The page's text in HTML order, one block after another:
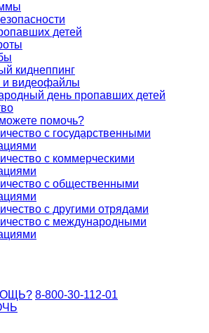
детей
киднеппинг
и видеофайлы
день пропавших детей
помочь?
с государственными
с коммерческими
с общественными
с другими отрядами
с международными
8-800-30-112-01